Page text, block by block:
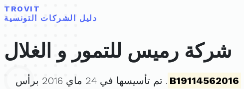
TROVIT
دليل الشركات التونسية
شركة رميس للتمور و الغلال
B19114562016
. تم تأسيسها في 24 ماي 2016 برأس